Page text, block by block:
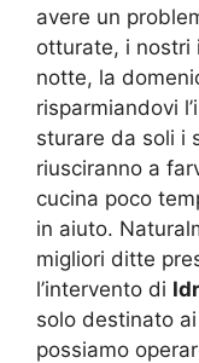
avere un
otturate, i nostri
notte, la
risparmiandovi
sturare da soli i
riusciranno a
cucina poco
in aiuto.
migliori ditte
l’intervento di
solo destinato
possiamo